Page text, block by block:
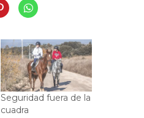
H
a
i
c
p
a
r
a
c
o
m
p
H
a
i
c
p
a
r
a
c
o
m
Seguridad fuera de la
cuadra